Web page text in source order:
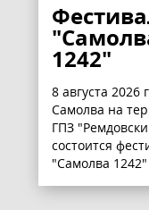
1242"
8 августа 2026
Самолва на
ГПЗ
состоится
"Самолва 1242"